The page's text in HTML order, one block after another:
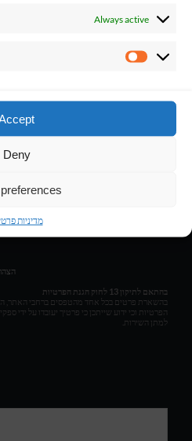
Always active
Statistics
Deny
מדיניות
& MUSIC PRODUCER
בהתאם לתיקון 13 לחוק הגנת הפרטיות
בהשארת פרטים בכל אחד מהטפסים ברחבי האתר,
הפרטיות וכי ידוע שייתכן כי פרטיך יעובדו על ידי
למתן השירות.